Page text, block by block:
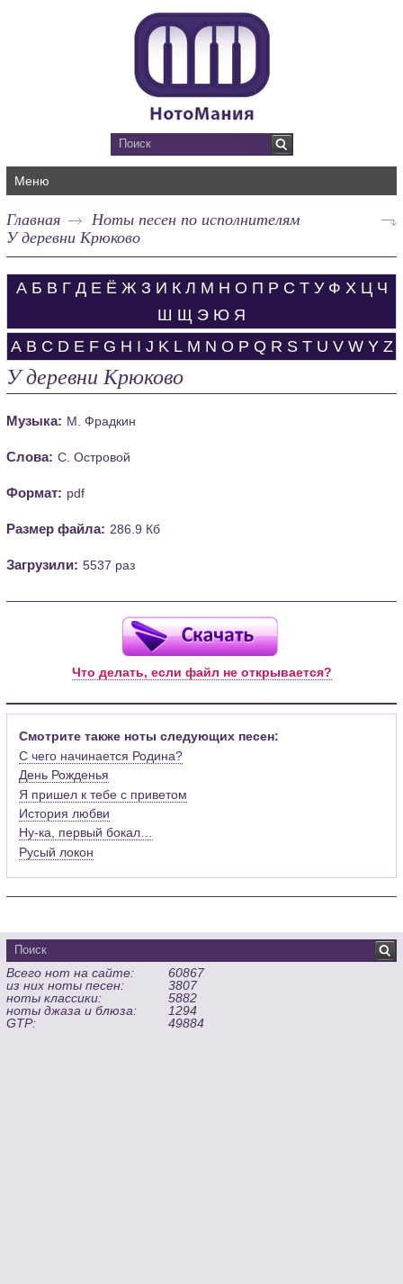
Меню
Главная
Ноты песен по исполнителям
У деревни Крюково
А Б В Г Д Е Ё Ж З И К Л М Н О П Р С Т У Ф Х Ц Ч
Ш Щ Э Ю Я
A B C D E F G H I J K L M N O P Q R S T U V W Y Z
У деревни Крюково
Музыка: М. Фрадкин
Слова: С. Островой
Формат: pdf
Размер файла: 286.9 Кб
Загрузили: 5537 раз
Что делать, если файл не открывается?
Смотрите также ноты следующих песен:
С чего начинается Родина?
День Рожденья
Я пришел к тебе с приветом
История любви
Ну-ка, первый бокал…
Русый локон
Всего нот на сайте:
60867
из них ноты песен:
3807
ноты классики:
5882
ноты джаза и блюза:
1294
GTP:
49884